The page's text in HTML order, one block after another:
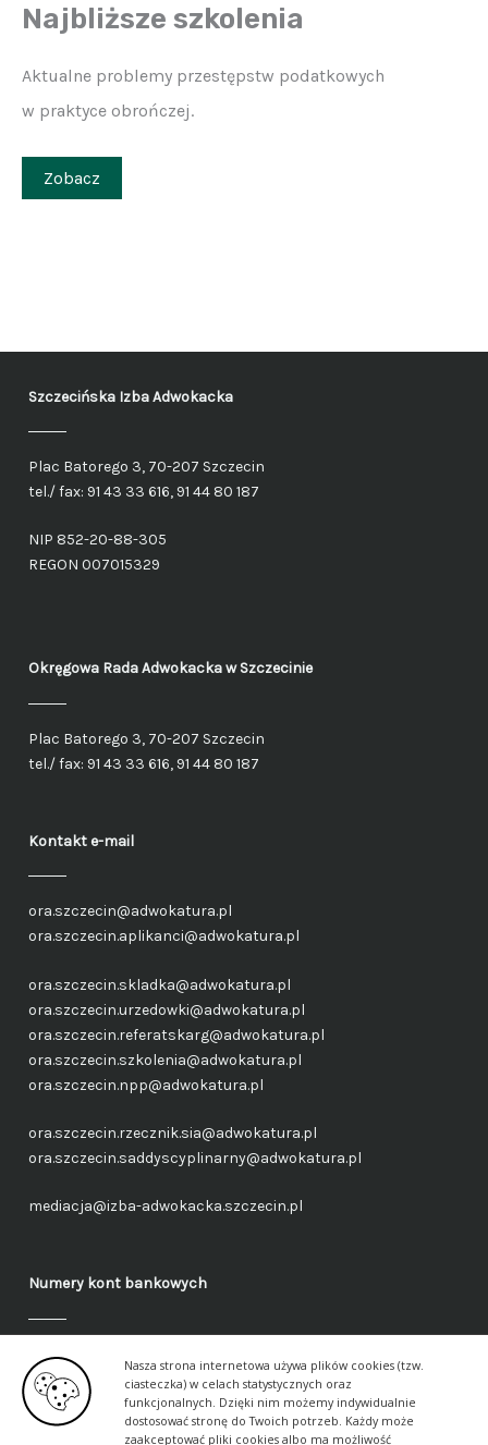
Nasza strona internetowa używa plików cookies (tzw.
ciasteczka) w celach statystycznych oraz
funkcjonalnych. Dzięki nim możemy indywidualnie
dostosować stronę do Twoich potrzeb. Każdy może
zaakceptować pliki cookies albo ma możliwość
Najbliższe szkolenia
Aktualne problemy przestępstw podatkowych
w praktyce obrończej.
Zobacz
Szczecińska Izba Adwokacka
Plac Batorego 3, 70-207 Szczecin
tel./ fax: 91 43 33 616, 91 44 80 187
NIP 852-20-88-305
REGON 007015329
Okręgowa Rada Adwokackaw Szczecinie
Plac Batorego 3, 70-207 Szczecin
tel./ fax: 91 43 33 616, 91 44 80 187
Kontakt e-mail
ora.szczecin@adwokatura.pl
ora.szczecin.aplikanci@adwokatura.pl
ora.szczecin.skladka@adwokatura.pl
ora.szczecin.urzedowki@adwokatura.pl
ora.szczecin.referatskarg@adwokatura.pl
ora.szczecin.szkolenia@adwokatura.pl
ora.szczecin.npp@adwokatura.pl
ora.szczecin.rzecznik.sia@adwokatura.pl
ora.szczecin.saddyscyplinarny@adwokatura.pl
mediacja@izba-adwokacka.szczecin.pl
Numery kont bankowych
Fundusz administracyjny – ogólny
40 1050 1559 1000 0090 3288 6591
Fundusz aplikancki – ogólny